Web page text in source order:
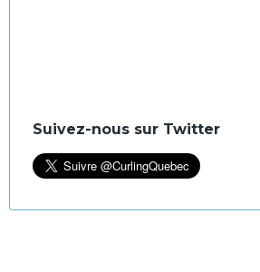
Suivez-nous sur Twitter